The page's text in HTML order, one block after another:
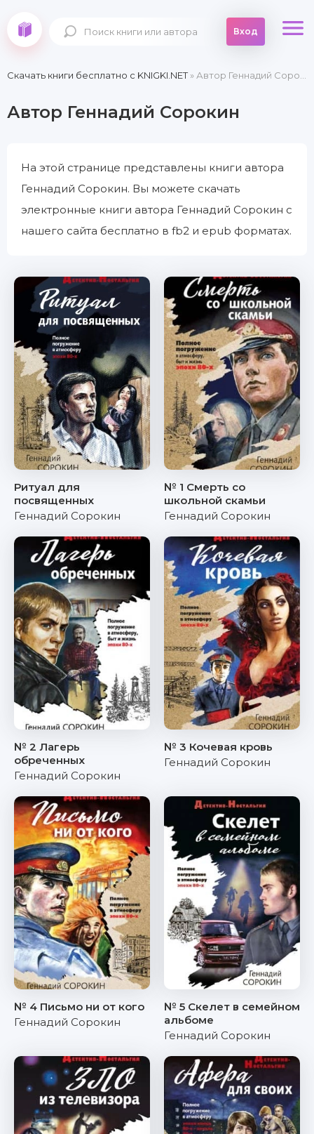
Вход
Скачать книги бесплатно c KNIGKI.NET» Автор Геннадий Сорокин
Автор Геннадий Сорокин
На этой странице представлены книги автора
Геннадий Сорокин. Вы можете скачать
электронные книги автора Геннадий Сорокин с
нашего сайта бесплатно в fb2 и epub форматах.
Ритуал для
посвященных
Геннадий Сорокин
№ 1 Смерть со
школьной скамьи
Геннадий Сорокин
№ 2 Лагерь
обреченных
Геннадий Сорокин
№ 3 Кочевая кровь
Геннадий Сорокин
№ 4 Письмо ни от кого
Геннадий Сорокин
№ 5 Скелет в семейном
альбоме
Геннадий Сорокин